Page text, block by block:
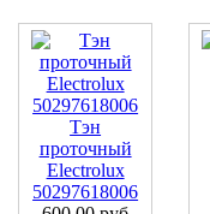
Тэн
проточный
Electrolux
50297618006